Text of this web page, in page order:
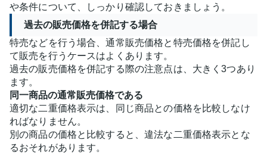
や条件について、しっかり確認しておきましょう。
過去の販売価格を併記する場合
特売などを行う場合、通常販売価格と特売価格を併記し
て販売を行うケースはよくあります。
過去の販売価格を併記する際の注意点は、大きく3つあり
ます。
同一商品の通常販売価格である
適切な二重価格表示は、同じ商品との価格を比較しなけ
ればなりません。
別の商品の価格と比較すると、違法な二重価格表示とな
るおそれがあります。